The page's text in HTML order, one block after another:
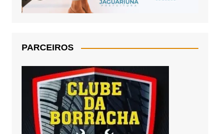
PARCEIROS